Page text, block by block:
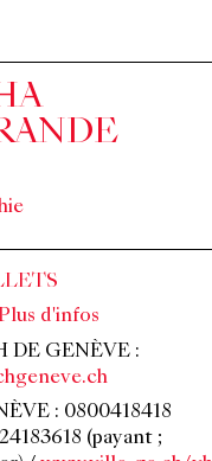
d'infos
DE GENÈVE :
: 0800418418
(payant ;